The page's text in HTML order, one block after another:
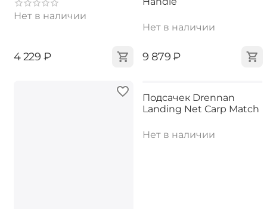
Нет в наличии
‍4 229‍ ₽
Нет в наличии
‍9 879‍₽
Подсачек Drennan
Landing Net Carp Match
Нет в наличии